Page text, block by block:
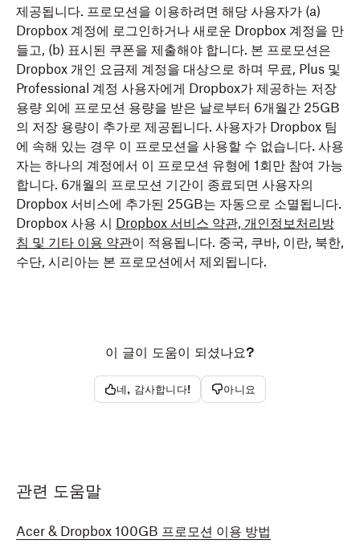
제공됩니다. 프로모션을 이용하려면 해당 사용자가 (a)
Dropbox 계정에 로그인하거나 새로운 Dropbox 계정을 만
들고, (b) 표시된 쿠폰을 제출해야 합니다. 본 프로모션은
Dropbox 개인 요금제 계정을 대상으로 하며 무료, Plus 및
Professional 계정 사용자에게 Dropbox가 제공하는 저장
용량 외에 프로모션 용량을 받은 날로부터 6개월간 25GB
의 저장 용량이 추가로 제공됩니다. 사용자가 Dropbox 팀
에 속해 있는 경우 이 프로모션을 사용할 수 없습니다. 사용
자는 하나의 계정에서 이 프로모션 유형에 1회만 참여 가능
합니다. 6개월의 프로모션 기간이 종료되면 사용자의
Dropbox 서비스에 추가된 25GB는 자동으로 소멸됩니다.
Dropbox 사용 시 Dropbox 서비스 약관, 개인정보처리방
침 및 기타 이용 약관이 적용됩니다. 중국, 쿠바, 이란, 북한,
수단, 시리아는 본 프로모션에서 제외됩니다.
이 글이 도움이 되셨나요?
네, 감사합니다! 아니요
관련 도움말
Acer & Dropbox 100GB 프로모션 이용 방법